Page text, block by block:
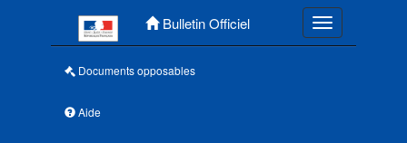
Bulletin Officiel Toggle
Documents opposables
Aide